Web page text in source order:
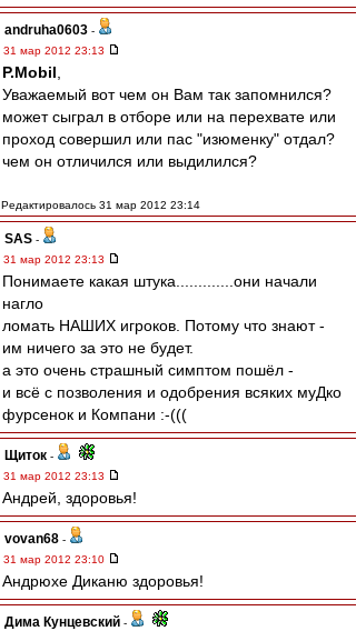
andruha0603 -
31 мар 2012 23:13
P.Mobil
Уважаемый вот чем он Вам так запомнился?
может сыграл в отборе или на перехвате или
проход совершил или пас "изюменку" отдал?
чем он отличился или выдилился?
Редактировалось 31 мар 2012 23:14
SAS -
31 мар 2012 23:13
Понимаете какая штука.............они начали
нагло
ломать НАШИХ игроков. Потому что знают -
им ничего за это не будет.
а это очень страшный симптом пошёл -
и всё с позволения и одобрения всяких муДко
фурсенок и Компани :-(((
Щиток -
31 мар 2012 23:13
Андрей, здоровья!
vovan68 -
31 мар 2012 23:10
Андрюхе Диканю здоровья!
Дима Кунцевский -